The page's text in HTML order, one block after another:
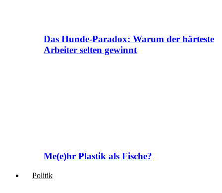
Das Hunde-Paradox: Warum der härteste
Arbeiter selten gewinnt
Me(e)hr Plastik als Fische?
Politik